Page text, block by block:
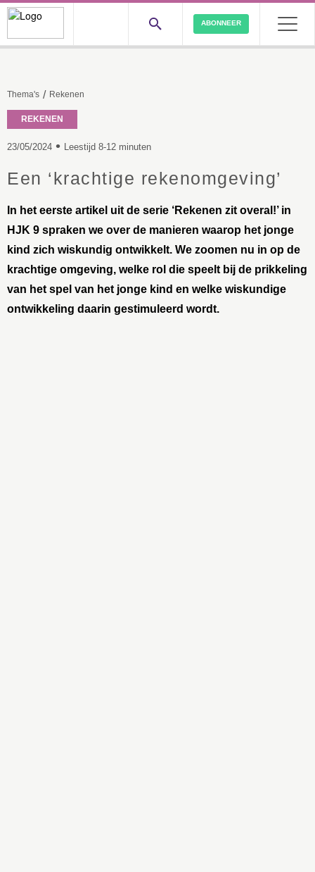
ABONNEER
Thema's / Rekenen
REKENEN
23/05/2024 • Leestijd 8-12 minuten
Een ‘krachtige rekenomgeving’
In het eerste artikel uit de serie ‘Rekenen zit overal!’ in
HJK 9 spraken we over de manieren waarop het jonge
kind zich wiskundig ontwikkelt. We zoomen nu in op de
krachtige omgeving, welke rol die speelt bij de prikkeling
van het spel van het jonge kind en welke wiskundige
ontwikkeling daarin gestimuleerd wordt.